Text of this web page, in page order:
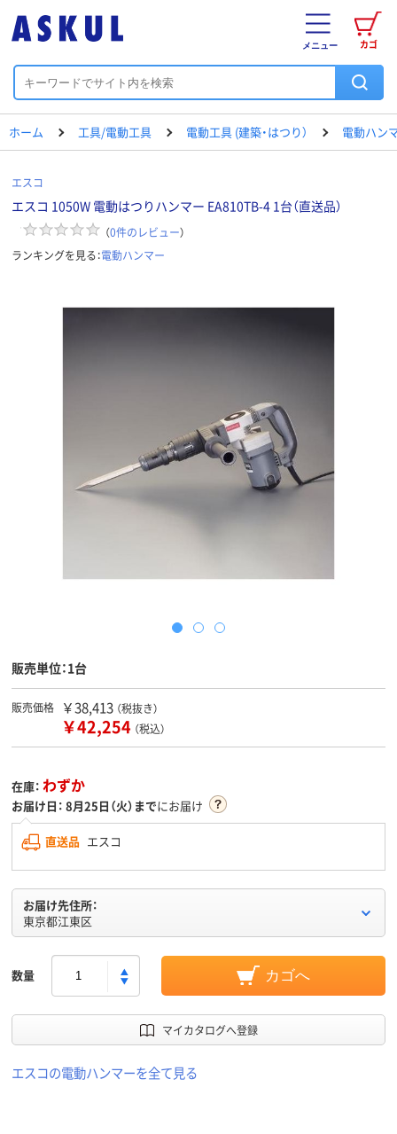
カゴ
メニュー
ホーム 工具/電動工具 電動工具 (建築・はつり） 電動ハン
エスコ
エスコ 1050W 電動はつりハンマー EA810TB-4 1台（直送品）
（0件のレビュー）
ランキングを見る：電動ハンマー
販売単位：1台
販売価格 ￥38,413 （税抜き）
￥42,254 （税込）
在庫： わずか
お届け日： 8月25日（火）までにお届け
直送品 エスコ
お届け先住所：
東京都江東区
数量 カゴへ
マイカタログへ登録
エスコの電動ハンマーを全て見る